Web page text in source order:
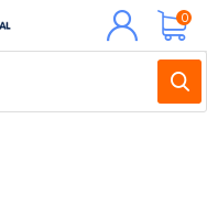
Minha
conta
0